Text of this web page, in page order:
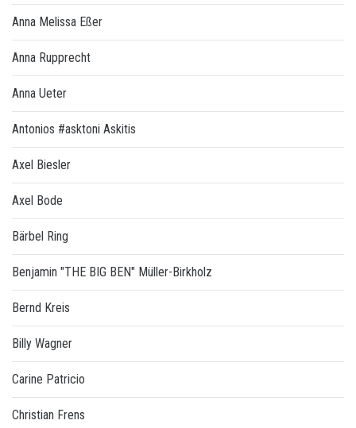
Anna Melissa Eßer
Anna Rupprecht
Anna Ueter
Antonios #asktoni Askitis
Axel Biesler
Axel Bode
Bärbel Ring
Benjamin "THE BIG BEN" Müller-Birkholz
Bernd Kreis
Billy Wagner
Carine Patricio
Christian Frens